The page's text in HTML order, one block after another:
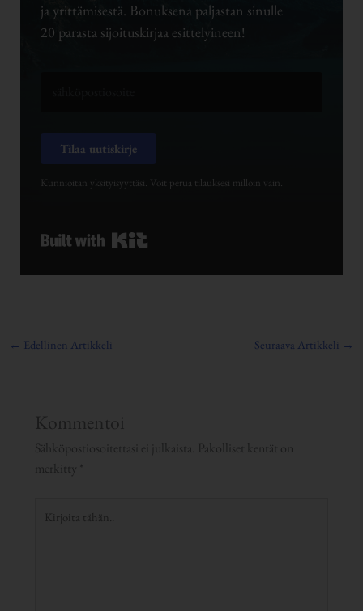
ja yrittämisestä. Bonuksena paljastan sinulle
20 parasta sijoituskirjaa esittelyineen!
Tilaa uutiskirje
Kunnioitan yksityisyyttäsi. Voit perua tilauksesi milloin vain.
← Edellinen Artikkeli Seuraava Artikkeli →
Kommentoi
Sähköpostiosoitettasi ei julkaista. Pakolliset kentät on
merkitty *